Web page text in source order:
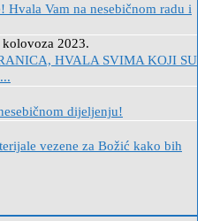
Hvala Vam na nesebičnom radu i
kolovoza 2023.
HVALA SVIMA KOJI SU
dijeljenju!
vezene za Božić kako bih